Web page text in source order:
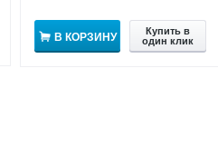
В КОРЗИНУ
Купить в
один клик